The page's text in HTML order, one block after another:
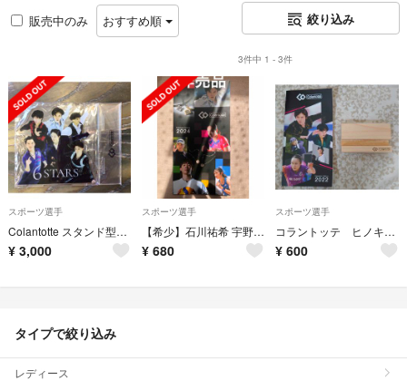
販売中のみ おすすめ順 絞り込み
3件中 1 - 3件
スポーツ選手
Colantotte スタンド型シルエット 6stars 宇野昌磨 非売品
¥ 3,000
スポーツ選手
【希少】石川祐希 宇野昌磨 伊藤美誠 コラントッテ 商品パンフレット 即送！
¥ 680
スポーツ選手
コラントッテ ヒノキスマホスタンド 宇野昌磨
¥ 600
タイプで絞り込み
レディース